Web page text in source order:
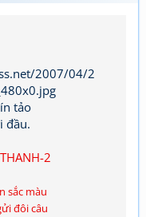
tảo
đầu.
2
sắc màu
đôi câu